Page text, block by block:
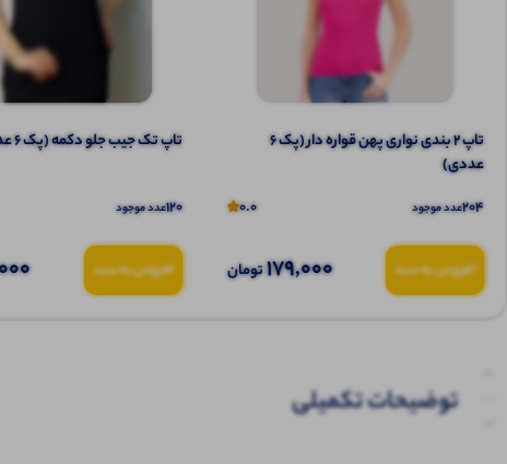
تاپ ۲ بندی نواری پهن قواره دار (پک 6
عددی)
204عدد موجود 0.0
افزودن به سبد 179,000تومان
تاپ تک جیب جلو دکمه (پک 6 عددی)
120عدد موجود
افزودن به سبد
توضیحات تکمیلی